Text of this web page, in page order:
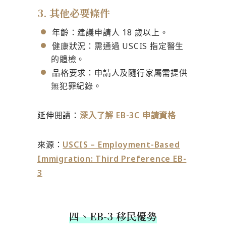
3. 其他必要條件
年齡：建議申請人 18 歲以上。
健康狀況：需通過 USCIS 指定醫生
的體檢。
品格要求：申請人及隨行家屬需提供
無犯罪紀錄。
延伸閱讀： 深入了解 EB-3C 申請資格
來源： USCIS – Employment-Based
Immigration: Third Preference EB-
3
四、EB-3 移民優勢